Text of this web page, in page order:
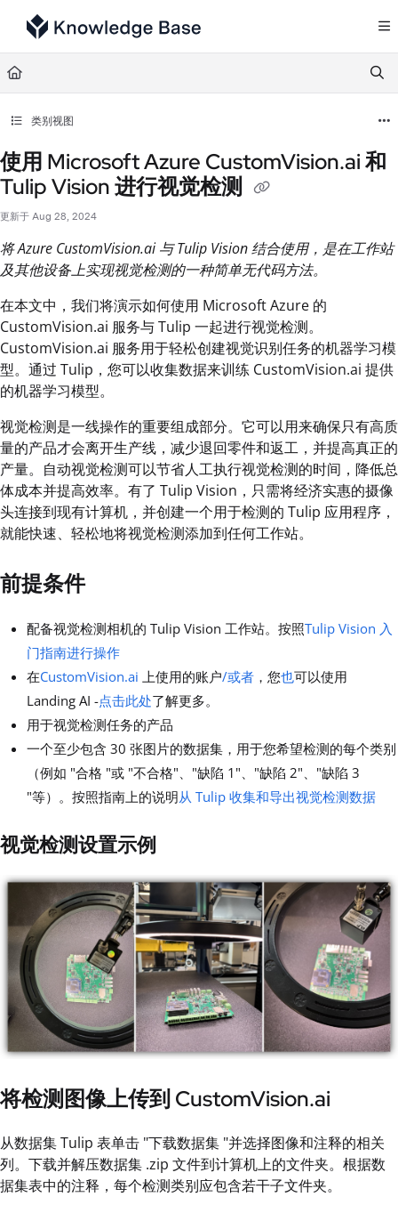
Documentation Index
Fetch the complete documentation index at:
Use this file to discover all available pages before exploring further.
类别视图
使用 Microsoft Azure CustomVision.ai 和
Tulip Vision 进行视觉检测
更新于 Aug 28, 2024
将 Azure CustomVision.ai 与 Tulip Vision 结合使用，是在工作站
及其他设备上实现视觉检测的一种简单无代码方法。
在本文中，我们将演示如何使用 Microsoft Azure 的
CustomVision.ai 服务与 Tulip 一起进行视觉检测。
CustomVision.ai 服务用于轻松创建视觉识别任务的机器学习模
型。通过 Tulip，您可以收集数据来训练 CustomVision.ai 提供
的机器学习模型。
视觉检测是一线操作的重要组成部分。它可以用来确保只有高质
量的产品才会离开生产线，减少退回零件和返工，并提高真正的
产量。自动视觉检测可以节省人工执行视觉检测的时间，降低总
体成本并提高效率。有了 Tulip Vision，只需将经济实惠的摄像
头连接到现有计算机，并创建一个用于检测的 Tulip 应用程序，
就能快速、轻松地将视觉检测添加到任何工作站。
前提条件
配备视觉检测相机的 Tulip Vision 工作站。按照Tulip Vision 入
门指南进行操作
在CustomVision.ai 上使用的账户/或者 ，您也可以使用
Landing AI -点击此处了解更多。
用于视觉检测任务的产品
一个至少包含 30 张图片的数据集，用于您希望检测的每个类别
（例如 "合格 "或 "不合格"、"缺陷 1"、"缺陷 2"、"缺陷 3
"等）。按照指南上的说明从 Tulip 收集和导出视觉检测数据
视觉检测设置示例
将检测图像上传到 CustomVision.ai
从数据集 Tulip 表单击 "下载数据集 "并选择图像和注释的相关
列。下载并解压数据集 .zip 文件到计算机上的文件夹。根据数
据集表中的注释，每个检测类别应包含若干子文件夹。